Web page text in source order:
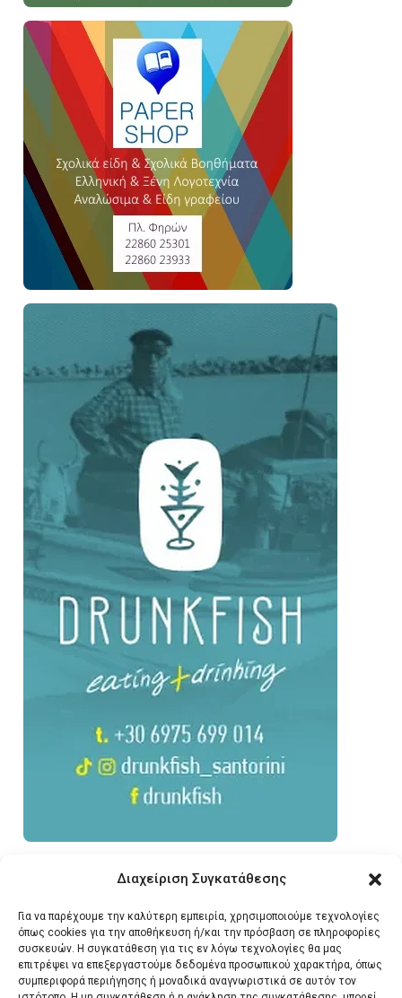
Διαχείριση Συγκατάθεσης
Για να παρέχουμε την καλύτερη εμπειρία, χρησιμοποιούμε τεχνολογίες
όπως cookies για την αποθήκευση ή/και την πρόσβαση σε πληροφορίες
συσκευών. Η συγκατάθεση για τις εν λόγω τεχνολογίες θα μας
επιτρέψει να επεξεργαστούμε δεδομένα προσωπικού χαρακτήρα, όπως
συμπεριφορά περιήγησης ή μοναδικά αναγνωριστικά σε αυτόν τον